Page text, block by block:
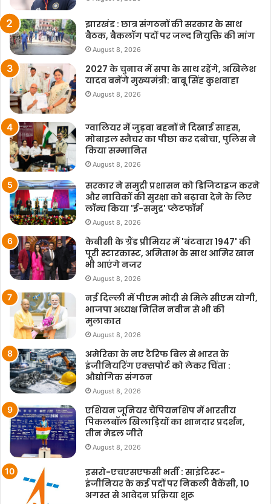
झारखंड : छात्र संगठनों की सरकार के साथ
बैठक, बैकलॉग पदों पर जल्द नियुक्ति की मांग
August 8, 2026
2027 के चुनाव में सपा के साथ रहेंगे, अखिलेश
यादव बनेंगे मुख्यमंत्री: बाबू सिंह कुशवाहा
August 8, 2026
ग्वालियर में जुड़वा बहनों ने दिखाई साहस,
मोबाइल स्नैचर का पीछा कर दबोचा, पुलिस ने
किया सम्मानित
August 8, 2026
सरकार ने समुद्री प्रशासन को डिजिटाइज करने
और नाविकों की सुरक्षा को बढ़ावा देने के लिए
लॉन्च किया 'ई-समुद्र' प्लेटफॉर्म
August 8, 2026
केबीसी के ग्रैंड प्रीमियर में 'बंटवारा 1947' की
पूरी स्टारकास्ट, अमिताभ के साथ आमिर खान
भी आएंगे नजर
August 8, 2026
नई दिल्ली में पीएम मोदी से मिले सीएम योगी,
भाजपा अध्यक्ष नितिन नवीन से भी की
मुलाकात
August 8, 2026
अमेरिका के नए टैरिफ बिल से भारत के
इंजीनियरिंग एक्सपोर्ट को लेकर चिंता :
औद्योगिक संगठन
August 8, 2026
एशियन जूनियर चैंपियनशिप में भारतीय
पिकलबॉल खिलाड़ियों का शानदार प्रदर्शन,
तीन मेडल जीते
August 8, 2026
इसरो-एचएसएफसी भर्ती : साइंटिस्ट-
इंजीनियर के कई पदों पर निकली वैकेंसी, 10
अगस्त से आवेदन प्रक्रिया शुरू